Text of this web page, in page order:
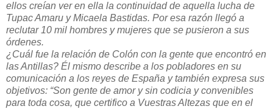
ellos creían ver en ella la continuidad de aquella lucha de
Tupac Amaru y Micaela Bastidas. Por esa razón llegó a
reclutar 10 mil hombres y mujeres que se pusieron a sus
órdenes.
¿Cuál fue la relación de Colón con la gente que encontró en
las Antillas? Él mismo describe a los pobladores en su
comunicación a los reyes de España y también expresa sus
objetivos: “Son gente de amor y sin codicia y convenibles
para toda cosa, que certifico a Vuestras Altezas que en el